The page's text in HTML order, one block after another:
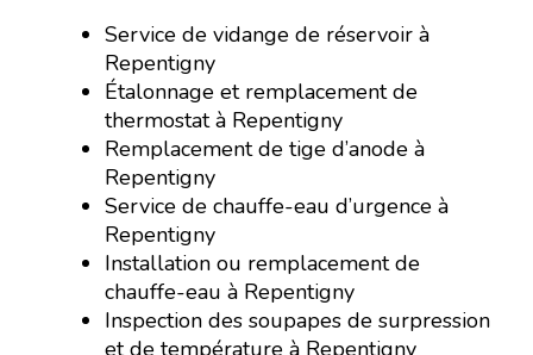
Service de vidange de réservoir à
Repentigny
Étalonnage et remplacement de
thermostat à Repentigny
Remplacement de tige d’anode à
Repentigny
Service de chauffe-eau d’urgence à
Repentigny
Installation ou remplacement de
chauffe-eau à Repentigny
Inspection des soupapes de surpression
et de température à Repentigny